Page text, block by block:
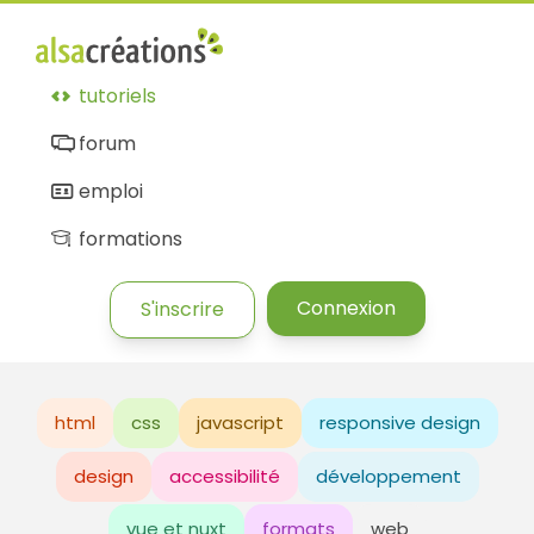
tutoriels
forum
emploi
formations
S'inscrire Connexion
html css javascript responsive design
design accessibilité développement
vue et nuxt formats web